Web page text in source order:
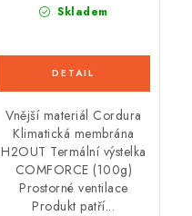
Skladem
Vnější materiál Cordura
Klimatická membrána
H2OUT Termální výstelka
COMFORCE (100g)
Prostorné ventilace
Produkt patří...